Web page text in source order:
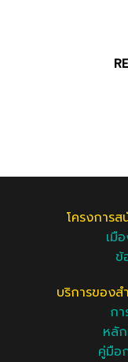
โครงการ
เมื
ข้
บริการของส
กา
หลั
คู่มือ